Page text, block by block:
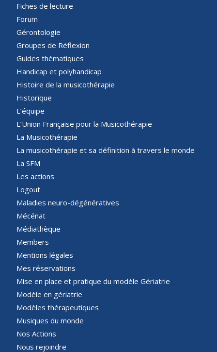
Fiches de lecture
Forum
Gérontologie
Groupes de Réflexion
Guides thématiques
Handicap et polyhandicap
Histoire de la musicothérapie
Historique
L’équipe
L’Union Française pour la Musicothérapie
La Musicothérapie
La musicothérapie et sa définition à travers le monde
La SFM
Les actions
Logout
Maladies neuro-dégénératives
Mécénat
Médiathèque
Members
Mentions légales
Mes réservations
Mise en place et pratique du modèle Gériatrie
Modèle en gériatrie
Modèles thérapeutiques
Musiques du monde
Nos Actions
Nous rejoindre